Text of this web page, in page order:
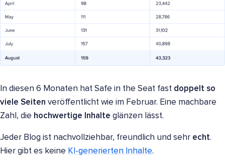
In diesen 6 Monaten hat Safe in the Seat fast doppelt so
viele Seiten veröffentlicht wie im Februar. Eine machbare
Zahl, die hochwertige Inhalte glänzen lässt.
Jeder Blog ist nachvollziehbar, freundlich und sehr echt.
Hier gibt es keine KI-generierten Inhalte.